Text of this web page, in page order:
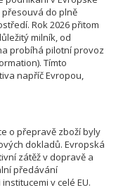
do plně
Rok 2026 přitom
milník, od
probíhá pilotní provoz
Tímto
napříč Evropou,
o přepravě zboží byly
dokladů. Evropská
zátěž v dopravě a
předávání
v celé EU.